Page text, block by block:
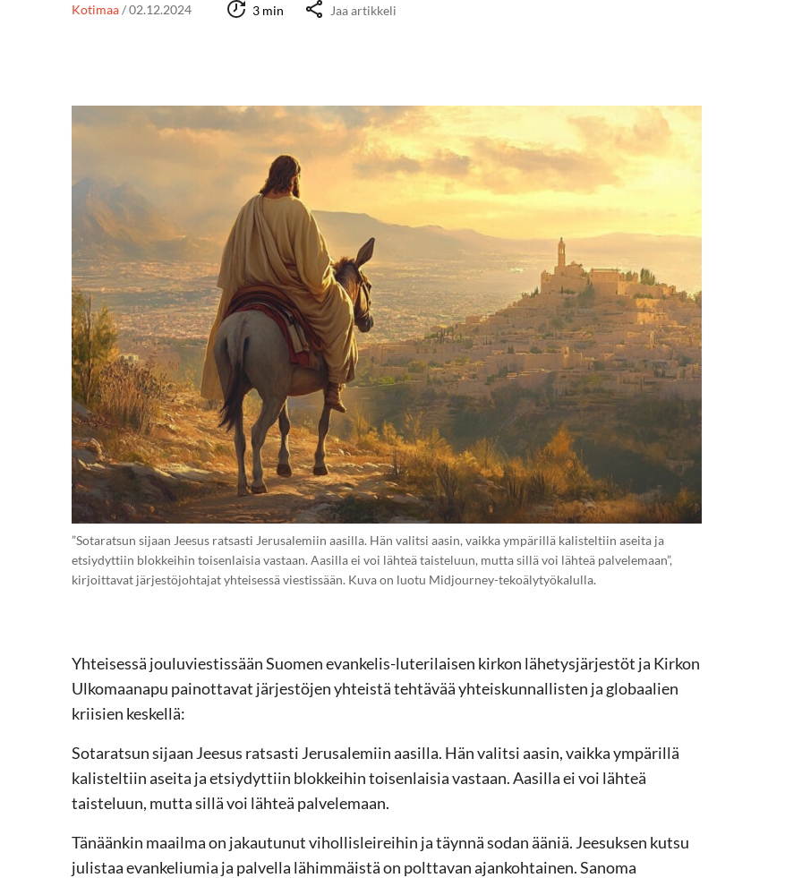
Kotimaa/02.12.2024 3 min Jaa artikkeli
”Sotaratsun sijaan Jeesus ratsasti Jerusalemiin aasilla. Hän valitsi aasin, vaikka ympärillä kalisteltiin aseita ja
etsiydyttiin blokkeihin toisenlaisia vastaan. Aasilla ei voi lähteä taisteluun, mutta sillä voi lähteä palvelemaan”,
kirjoittavat järjestöjohtajat yhteisessä viestissään. Kuva on luotu Midjourney-tekoälytyökalulla.
Yhteisessä jouluviestissään Suomen evankelis-luterilaisen kirkon lähetysjärjestöt ja Kirkon
Ulkomaanapu painottavat järjestöjen yhteistä tehtävää yhteiskunnallisten ja globaalien
kriisien keskellä:
Sotaratsun sijaan Jeesus ratsasti Jerusalemiin aasilla. Hän valitsi aasin, vaikka ympärillä
kalisteltiin aseita ja etsiydyttiin blokkeihin toisenlaisia vastaan. Aasilla ei voi lähteä
taisteluun, mutta sillä voi lähteä palvelemaan.
Tänäänkin maailma on jakautunut vihollisleireihin ja täynnä sodan ääniä. Jeesuksen kutsu
julistaa evankeliumia ja palvella lähimmäistä on polttavan ajankohtainen. Sanoma